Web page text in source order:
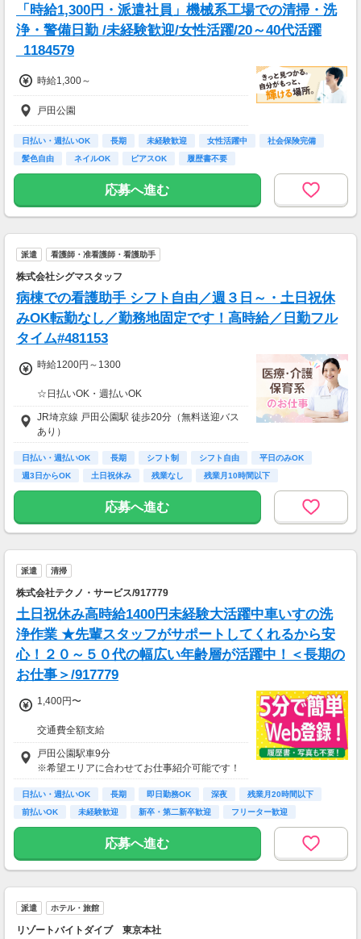
即払い・週払い制度があるので安心♪
※規定あり
「時給1,300円・派遣社員」機械系工場での清掃・洗
浄・警備日勤 /未経験歓迎/女性活躍/20～40代活躍
_1184579
時給1,300～
戸田公園
日払い・週払いOK 長期 未経験歓迎 女性活躍中
社会保険完備
髪色自由
ネイルOK ピアスOK 履歴書不要
応募へ進む
派遣 看護師・准看護師・看護助手
株式会社シグマスタッフ
病棟での看護助手 シフト自由／週３日～・土日祝休
みOK転勤なし／勤務地固定です！高時給／日勤フル
タイム#481153
時給1200円～1300
☆日払いOK・週払いOK
☆前給制度
☆交通費全額支給
☆社会保険完備
未経験者／1200円スタート
初任者研修等資格をお持ちの方、
半年以上ヘルパーや看護助手の経験者は
時給1300円スタート
JR埼京線 戸田公園駅 徒歩20分（無料送迎バス
あり）
日払い・週払いOK 長期 シフト制 シフト自由
平日のみOK
週3日からOK
土日祝休み 残業なし 残業月10時間以下
応募へ進む
派遣 清掃
株式会社テクノ・サービス/917779
土日祝休み高時給1400円未経験大活躍中車いすの洗
浄作業 ★先輩スタッフがサポートしてくれるから安
心！２０～５０代の幅広い年齢層が活躍中！＜長期の
お仕事＞/917779
1,400円〜
交通費全額支給
即払い制度有
戸田公園駅車9分
※希望エリアに合わせてお仕事紹介可能です！
日払い・週払いOK 長期 即日勤務OK 深夜
残業月20時間以下
前払いOK
未経験歓迎 新卒・第二新卒歓迎 フリーター歓迎
応募へ進む
派遣 ホテル・旅館
リゾートバイトダイブ 東京本社